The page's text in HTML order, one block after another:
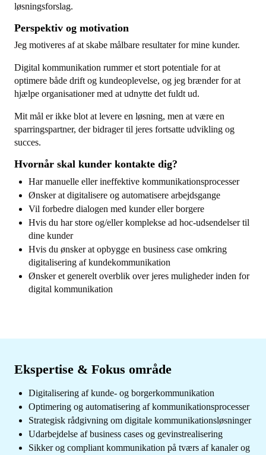
løsningsforslag.
Perspektiv og motivation
Jeg motiveres af at skabe målbare resultater for mine kunder.
Digital kommunikation rummer et stort potentiale for at
optimere både drift og kundeoplevelse, og jeg brænder for at
hjælpe organisationer med at udnytte det fuldt ud.
Mit mål er ikke blot at levere en løsning, men at være en
sparringspartner, der bidrager til jeres fortsatte udvikling og
succes.
Hvornår skal kunder kontakte dig?
Har manuelle eller ineffektive kommunikationsprocesser
Ønsker at digitalisere og automatisere arbejdsgange
Vil forbedre dialogen med kunder eller borgere
Hvis du har store og/eller komplekse ad hoc-udsendelser til
dine kunder
Hvis du ønsker at opbygge en business case omkring
digitalisering af kundekommunikation
Ønsker et generelt overblik over jeres muligheder inden for
digital kommunikation
Ekspertise & Fokus område
Digitalisering af kunde- og borgerkommunikation
Optimering og automatisering af kommunikationsprocesser
Strategisk rådgivning om digitale kommunikationsløsninger
Udarbejdelse af business cases og gevinstrealisering
Sikker og compliant kommunikation på tværs af kanaler og